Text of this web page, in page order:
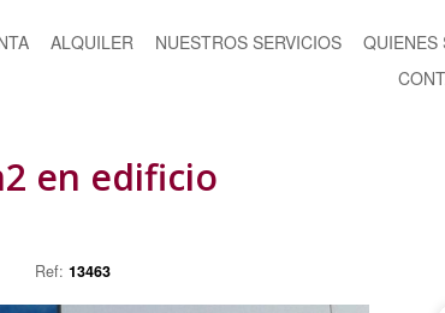
ALQUILER NUESTROS SERVICIOS QUIENES
en edificio
Ref:13463